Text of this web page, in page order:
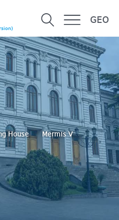
GEO
House Mermis V